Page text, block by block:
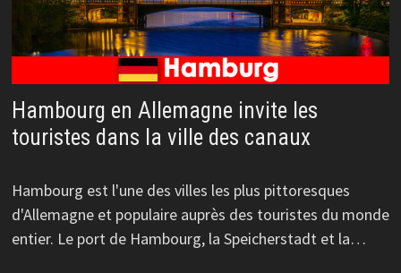
Hambourg en Allemagne invite les
touristes dans la ville des canaux
Hambourg est l'une des villes les plus pittoresques
d'Allemagne et populaire auprès des touristes du monde
entier. Le port de Hambourg, la Speicherstadt et la…